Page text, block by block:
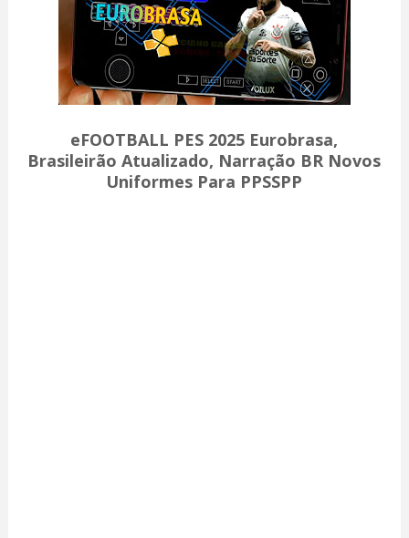
eFOOTBALL PES 2025 Eurobrasa,
Brasileirão Atualizado, Narração BR Novos
Uniformes Para PPSSPP